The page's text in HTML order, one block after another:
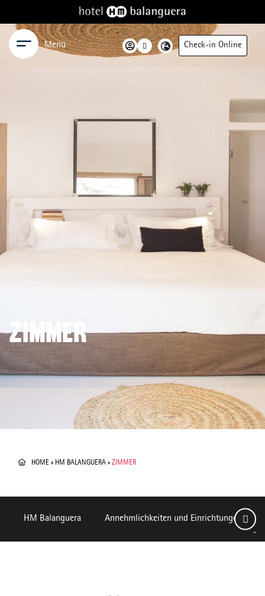
Menü Check-in Online
ZIMMER
HOME » HM BALANGUERA » ZIMMER
HM Balanguera Annehmlichkeiten und Einrichtungen